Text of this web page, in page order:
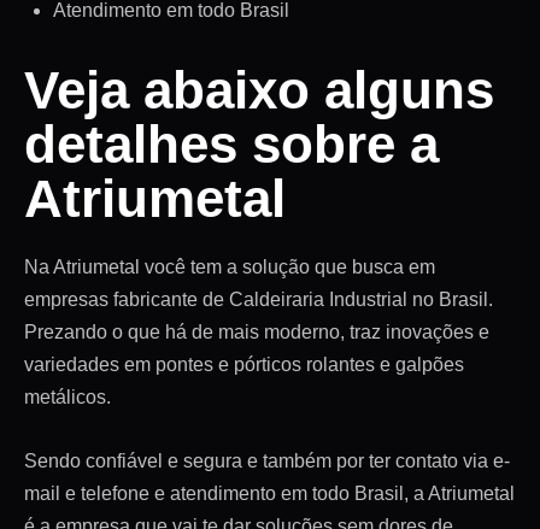
Atendimento em todo Brasil
Veja abaixo alguns
detalhes sobre a
Atriumetal
Na Atriumetal você tem a solução que busca em
empresas fabricante de Caldeiraria Industrial no Brasil.
Prezando o que há de mais moderno, traz inovações e
variedades em pontes e pórticos rolantes e galpões
metálicos.
Sendo confiável e segura e também por ter contato via e-
mail e telefone e atendimento em todo Brasil, a Atriumetal